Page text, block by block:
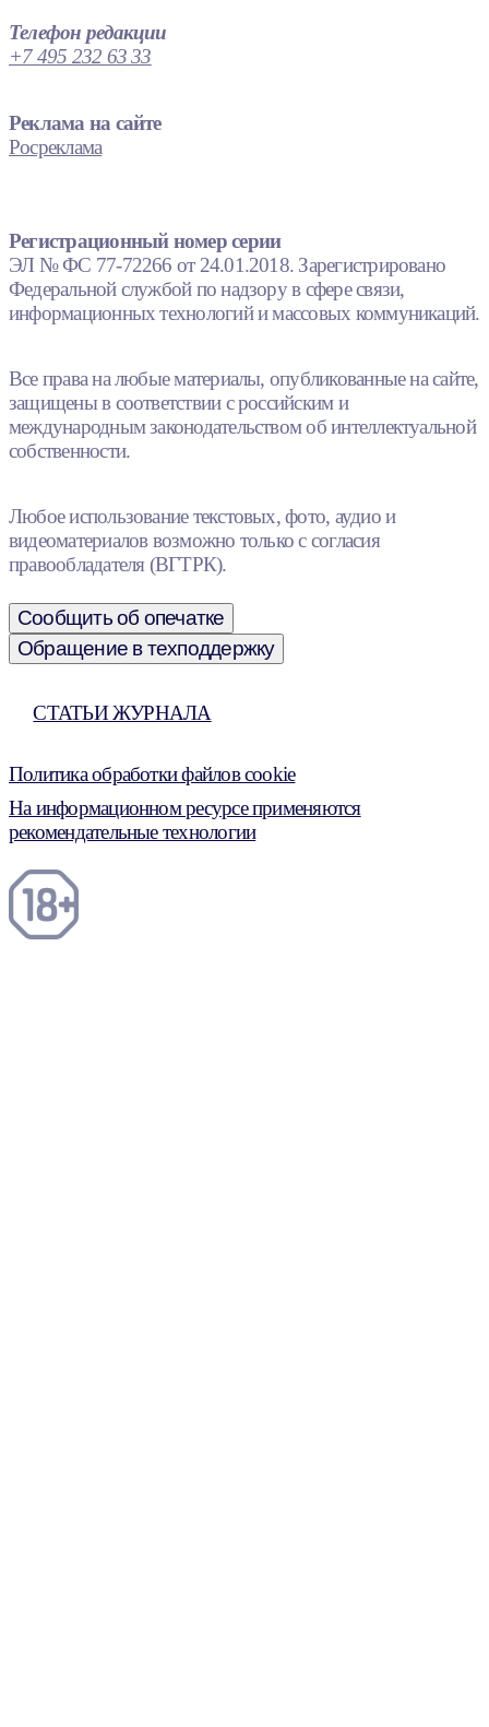
Телефон редакции
+7 495 232 63 33
Реклама на сайте
Росреклама
Регистрационный номер серии
ЭЛ № ФС 77-72266 от 24.01.2018. Зарегистрировано
Федеральной службой по надзору в сфере связи,
информационных технологий и массовых коммуникаций.
Все права на любые материалы, опубликованные на сайте,
защищены в соответствии с российским и
международным законодательством об интеллектуальной
собственности.
Любое использование текстовых, фото, аудио и
видеоматериалов возможно только с согласия
правообладателя (ВГТРК).
Сообщить об опечатке
Обращение в техподдержку
СТАТЬИ ЖУРНАЛА
Политика обработки файлов cookie
На информационном ресурсе применяются
рекомендательные технологии